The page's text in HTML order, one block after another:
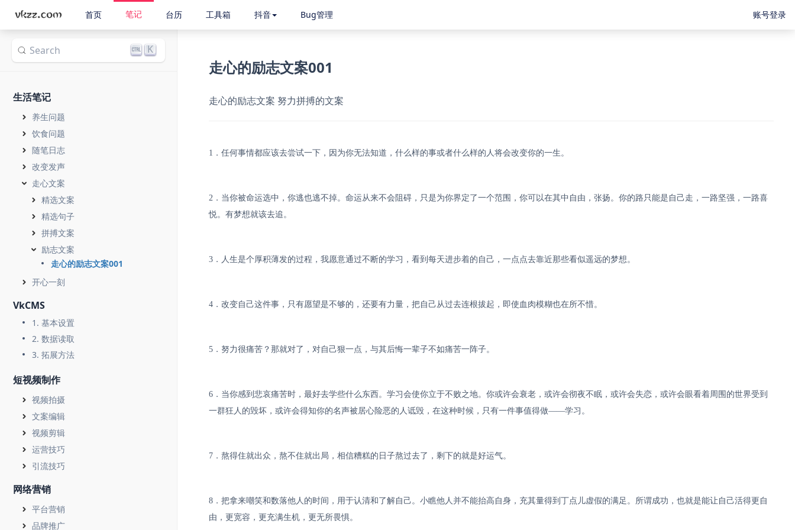
首页 笔记 台历 工具箱 抖音 Bug管理 账号登录
Search K
生活笔记
养生问题
饮食问题
随笔日志
改变发声
走心文案
精选文案
精选句子
拼搏文案
励志文案
走心的励志文案001
开心一刻
VkCMS
1. 基本设置
2. 数据读取
3. 拓展方法
短视频制作
视频拍摄
文案编辑
视频剪辑
运营技巧
引流技巧
网络营销
平台营销
品牌推广
走心的励志文案001
走心的励志文案 努力拼搏的文案
1．任何事情都应该去尝试一下，因为你无法知道，什么样的事或者什么样的人将会改变你的一生。
2．当你被命运选中，你逃也逃不掉。命运从来不会阻碍，只是为你界定了一个范围，你可以在其中自由，张扬。你的路只能是自己走，一路坚强，一路喜
悦。有梦想就该去追。
3．人生是个厚积薄发的过程，我愿意通过不断的学习，看到每天进步着的自己，一点点去靠近那些看似遥远的梦想。
4．改变自己这件事，只有愿望是不够的，还要有力量，把自己从过去连根拔起，即使血肉模糊也在所不惜。
5．努力很痛苦？那就对了，对自己狠一点，与其后悔一辈子不如痛苦一阵子。
6．当你感到悲哀痛苦时，最好去学些什么东西。学习会使你立于不败之地。你或许会衰老，或许会彻夜不眠，或许会失恋，或许会眼看着周围的世界受到
一群狂人的毁坏，或许会得知你的名声被居心险恶的人诋毁，在这种时候，只有一件事值得做——学习。
7．熬得住就出众，熬不住就出局，相信糟糕的日子熬过去了，剩下的就是好运气。
8．把拿来嘲笑和数落他人的时间，用于认清和了解自己。小瞧他人并不能抬高自身，充其量得到丁点儿虚假的满足。所谓成功，也就是能让自己活得更自
由，更宽容，更充满生机，更无所畏惧。